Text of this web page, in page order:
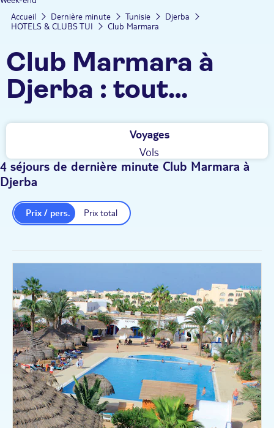
Accueil Dernière minute Tunisie
Djerba
HOTELS & CLUBS TUI
Club Marmara
Club Marmara à
Djerba : tout
compris, animations
et activités
francophones,
ambiance 100% fun
Voyages
Vols
4 séjours de dernière minute Club Marmara à
Djerba
Prix total
Prix / pers.